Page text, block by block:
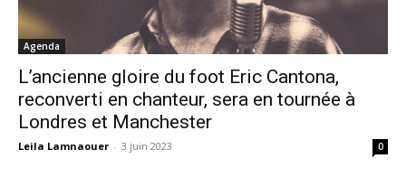
Agenda
L’ancienne gloire du foot Eric Cantona,
reconverti en chanteur, sera en tournée à
Londres et Manchester
Leila Lamnaouer - 3 juin 2023 0